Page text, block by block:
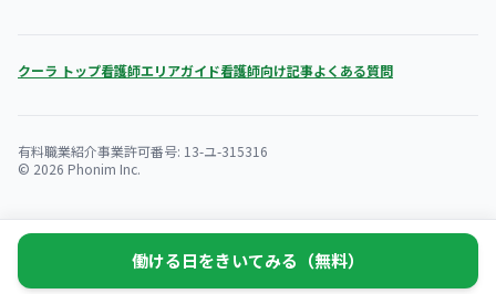
クーラ トップ看護師エリアガイド看護師向け記事よくある質問
有料職業紹介事業許可番号: 13-ユ-315316
© 2026 Phonim Inc.
働ける日をきいてみる（無料）